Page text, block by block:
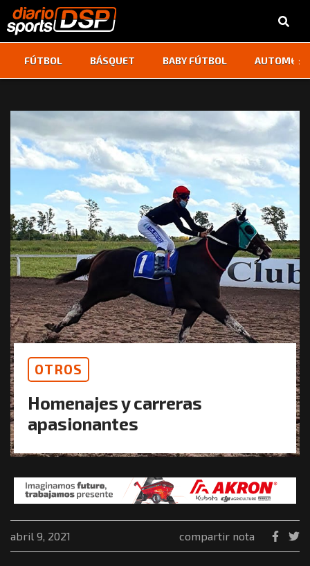
FÚTBOL BÁSQUET BABY FÚTBOL ‹ ›
OTROS
Homenajes y carreras
apasionantes
abril 9, 2021 compartir nota